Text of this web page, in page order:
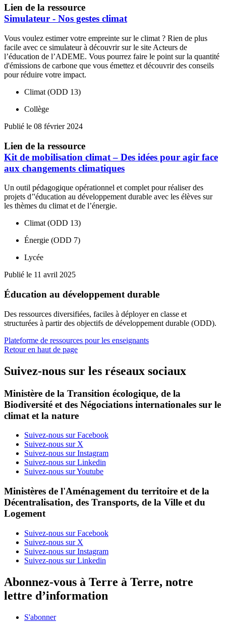
Lien de la ressource
Simulateur - Nos gestes climat
Vous voulez estimer votre empreinte sur le climat ? Rien de plus
facile avec ce simulateur à découvrir sur le site Acteurs de
l’éducation de l’ADEME. Vous pourrez faire le point sur la quantité
d'émissions de carbone que vous émettez et découvrir des conseils
pour réduire votre impact.
Climat (ODD 13)
Collège
Publié le 08 février 2024
Lien de la ressource
Kit de mobilisation climat – Des idées pour agir face
aux changements climatiques
Un outil pédagogique opérationnel et complet pour réaliser des
projets d’'éducation au développement durable avec les élèves sur
les thèmes du climat et de l’énergie.
Climat (ODD 13)
Énergie (ODD 7)
Lycée
Publié le 11 avril 2025
Éducation au développement durable
Des ressources diversifiées, faciles à déployer en classe et
structurées à partir des objectifs de développement durable (ODD).
Plateforme de ressources pour les enseignants
Retour en haut de page
Suivez-nous sur les réseaux sociaux
Ministère de la Transition écologique, de la
Biodiversité et des Négociations internationales sur le
climat et la nature
Suivez-nous sur Facebook
Suivez-nous sur X
Suivez-nous sur Instagram
Suivez-nous sur Linkedin
Suivez-nous sur Youtube
Ministères de l'Aménagement du territoire et de la
Décentralisation, des Transports, de la Ville et du
Logement
Suivez-nous sur Facebook
Suivez-nous sur X
Suivez-nous sur Instagram
Suivez-nous sur Linkedin
Abonnez-vous à Terre à Terre, notre
lettre d’information
S'abonner